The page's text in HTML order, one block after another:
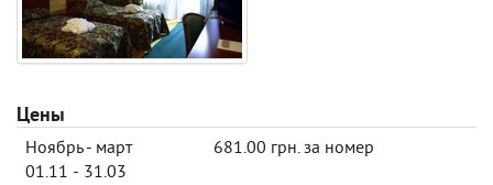
Цены
Ноябрь - март
01.11 - 31.03
681.00 грн. за номер